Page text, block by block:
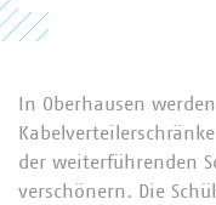
In Oberhausen
der weiterführenden
verschönern. Die